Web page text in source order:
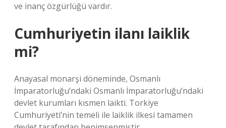
ve inanç özgürlüğü vardır.
Cumhuriyetin ilanı laiklik
mi?
Anayasal monarşi döneminde, Osmanlı
İmparatorluğu’ndaki Osmanlı İmparatorluğu’ndaki
devlet kurumları kısmen laikti. Torkiye
Cumhuriyeti’nin temeli ile laiklik ilkesi tamamen